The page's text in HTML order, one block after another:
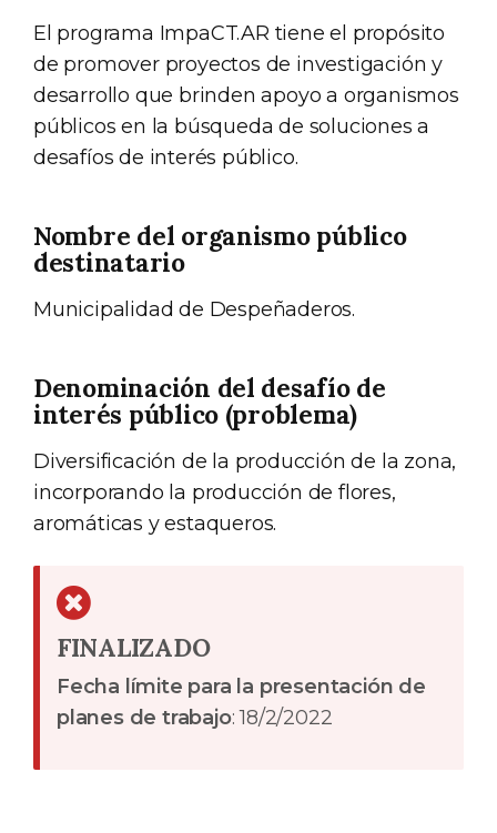
El programa ImpaCT.AR tiene el propósito
de promover proyectos de investigación y
desarrollo que brinden apoyo a organismos
públicos en la búsqueda de soluciones a
desafíos de interés público.
Nombre del organismo público
destinatario
Municipalidad de Despeñaderos.
Denominación del desafío de
interés público (problema)
Diversificación de la producción de la zona,
incorporando la producción de flores,
aromáticas y estaqueros.
FINALIZADO
Fecha límite para la presentación de
planes de trabajo: 18/2/2022